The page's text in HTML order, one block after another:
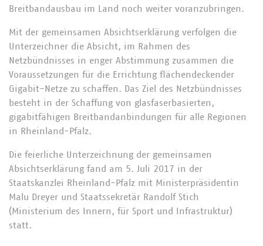
Breitbandausbau im Land noch weiter voranzubringen.
Mit der gemeinsamen Absichtserklärung verfolgen die
Unterzeichner die Absicht, im Rahmen des
Netzbündnisses in enger Abstimmung zusammen die
Voraussetzungen für die Errichtung flächendeckender
Gigabit-Netze zu schaffen. Das Ziel des Netzbündnisses
besteht in der Schaffung von glasfaserbasierten,
gigabitfähigen Breitbandanbindungen für alle Regionen
in Rheinland-Pfalz.
Die feierliche Unterzeichnung der gemeinsamen
Absichtserklärung fand am 5. Juli 2017 in der
Staatskanzlei Rheinland-Pfalz mit Ministerpräsidentin
Malu Dreyer und Staatssekretär Randolf Stich
(Ministerium des Innern, für Sport und Infrastruktur)
statt.